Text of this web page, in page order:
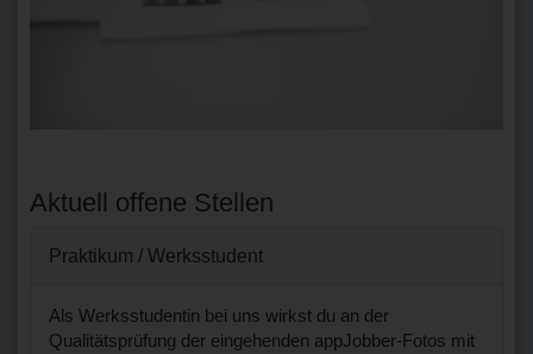
Aktuell offene Stellen
Praktikum / Werksstudent
Als Werksstudentin bei uns wirkst du an der
Qualitätsprüfung der eingehenden appJobber-Fotos mit